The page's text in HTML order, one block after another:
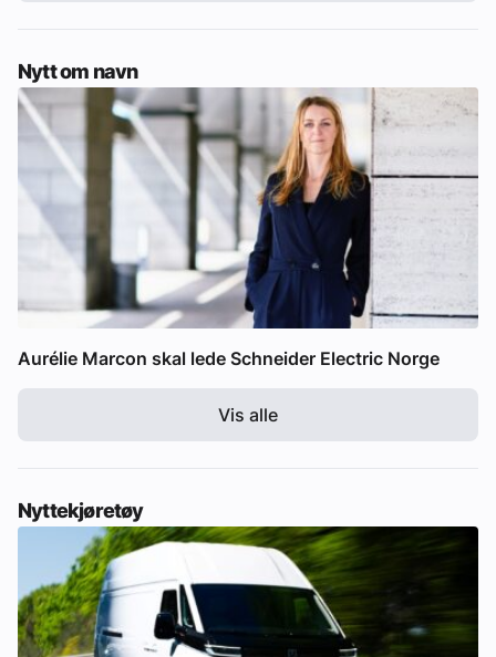
Nytt om navn
Aurélie Marcon skal lede Schneider Electric Norge
Vis alle
Nyttekjøretøy